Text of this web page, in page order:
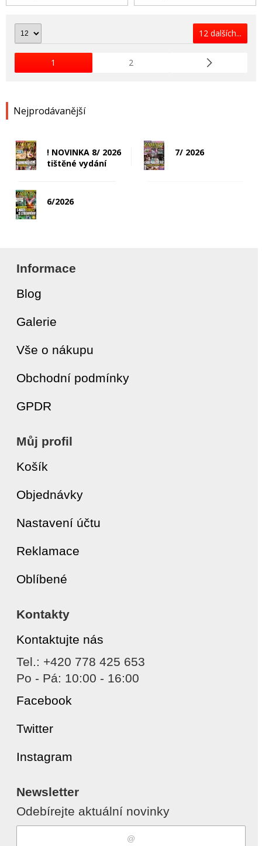
Nejprodávanější
! NOVINKA 8/ 2026
tištěné vydání
7/ 2026
6/2026
12 dalších...
1 2
Informace
Blog
Galerie
Vše o nákupu
Obchodní podmínky
GPDR
Můj profil
Košík
Objednávky
Nastavení účtu
Reklamace
Oblíbené
Kontakty
Kontaktujte nás
Tel.: +420 778 425 653
Po - Pá: 10:00 - 16:00
Facebook
Twitter
Instagram
Newsletter
Odebírejte aktuální novinky